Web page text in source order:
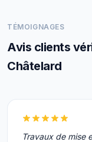
TÉMOIGNAGES
Avis clients
Châtelard
Travaux de mise